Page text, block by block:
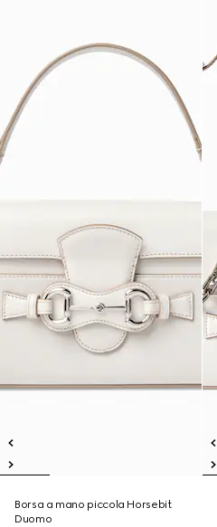
Borsa a mano piccola Horsebit
Duomo